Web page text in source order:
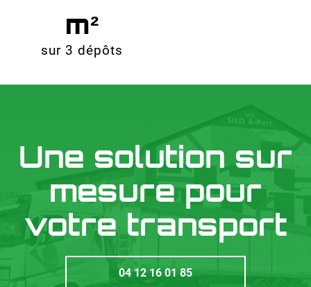
sur 3 dépôts
Une solution sur
mesure pour
votre transport
04 12 16 01 85